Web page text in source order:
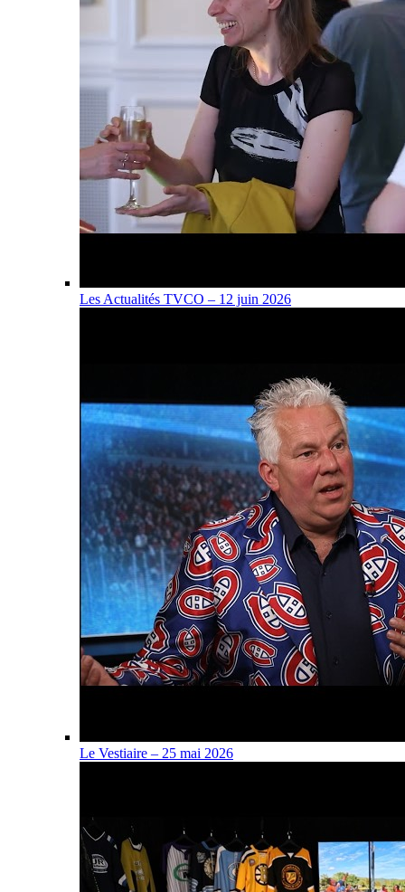
Les Actualités TVCO – 12 juin 2026
Le Vestiaire – 25 mai 2026